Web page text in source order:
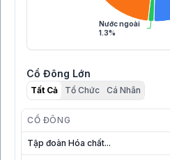
Nước ngoài
1.3%
Cổ Đông Lớn
Tất Cả Tổ Chức Cá Nhân
CỔ ĐÔNG
Tập đoàn Hóa chất...